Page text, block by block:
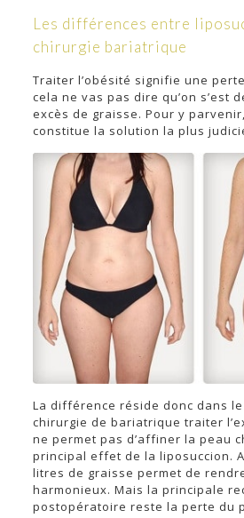
Les différences entre
chirurgie bariatrique
Traiter l’obésité signifie une
cela ne vas pas dire qu’on s’est
excès de graisse. Pour y
constitue la solution la plus
La différence réside donc dans
chirurgie de bariatrique traiter
ne permet pas d’affiner la peau
principal effet de la liposuccion.
litres de graisse permet de
harmonieux. Mais la principale
postopératoire reste la perte du